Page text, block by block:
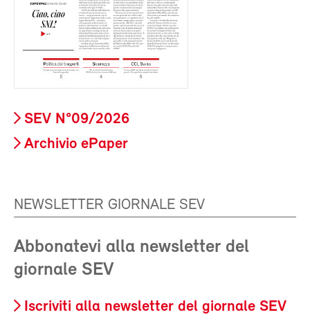
SEV N°09/2026
Archivio ePaper
NEWSLETTER GIORNALE SEV
Abbonatevi alla newsletter del
giornale SEV
Iscriviti alla newsletter del giornale SEV